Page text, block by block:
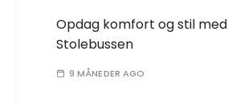
Opdag komfort og stil med
Stolebussen
9 MÅNEDER AGO